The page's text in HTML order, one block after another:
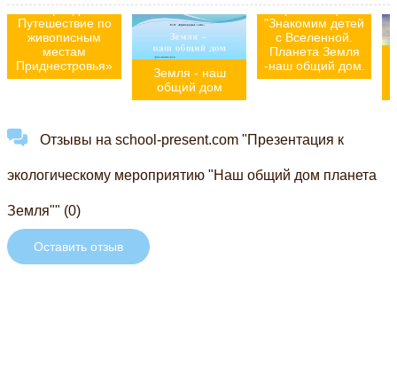
общий дом.
Путешествие по
живописным
местам
Приднестровья»
Земля - наш
общий дом
презентация
"Знакомим детей
с Вселенной.
Планета Земля
-наш общий дом.
Отзывы на school-present.com "Презентация к
экологическому мероприятию "Наш общий дом планета
Земля"" (0)
Оставить отзыв